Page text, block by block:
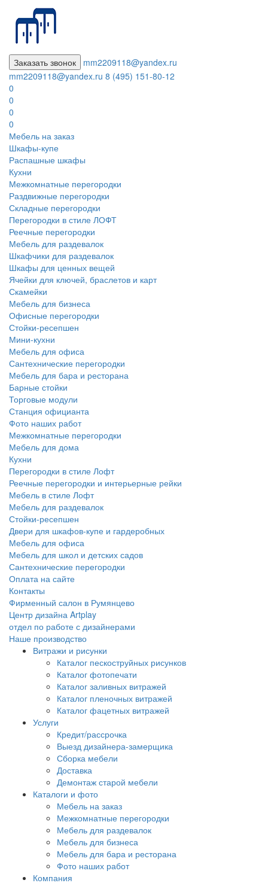
Заказать звонок
mm2209118@yandex.ru
mm2209118@yandex.ru 8 (495) 151-80-12
0
0
0
0
Мебель на заказ
Шкафы-купе
Распашные шкафы
Кухни
Межкомнатные перегородки
Раздвижные перегородки
Складные перегородки
Перегородки в стиле ЛОФТ
Реечные перегородки
Мебель для раздевалок
Шкафчики для раздевалок
Шкафы для ценных вещей
Ячейки для ключей, браслетов и карт
Скамейки
Мебель для бизнеса
Офисные перегородки
Стойки-ресепшен
Мини-кухни
Мебель для офиса
Сантехнические перегородки
Мебель для бара и ресторана
Барные стойки
Торговые модули
Станция официанта
Фото наших работ
Межкомнатные перегородки
Мебель для дома
Кухни
Перегородки в стиле Лофт
Реечные перегородки и интерьерные рейки
Мебель в стиле Лофт
Мебель для раздевалок
Стойки-ресепшен
Двери для шкафов-купе и гардеробных
Мебель для офиса
Мебель для школ и детских садов
Сантехнические перегородки
Оплата на сайте
Контакты
Фирменный салон в Румянцево
Центр дизайна Artplay
отдел по работе с дизайнерами
Наше производство
Витражи и рисунки
Каталог пескоструйных рисунков
Каталог фотопечати
Каталог заливных витражей
Каталог пленочных витражей
Каталог фацетных витражей
Услуги
Кредит/рассрочка
Выезд дизайнера-замерщика
Сборка мебели
Доставка
Демонтаж старой мебели
Каталоги и фото
Мебель на заказ
Межкомнатные перегородки
Мебель для раздевалок
Мебель для бизнеса
Мебель для бара и ресторана
Фото наших работ
Компания